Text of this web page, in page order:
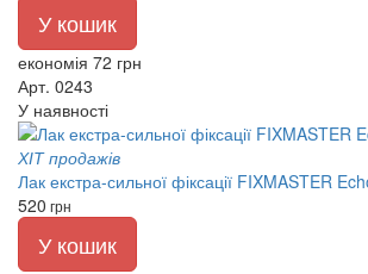
У кошик
економія 72 грн
Арт. 0243
У наявності
ХІТ продажів
Лак екстра-сильної фіксації FIXMASTER
520 грн
У кошик